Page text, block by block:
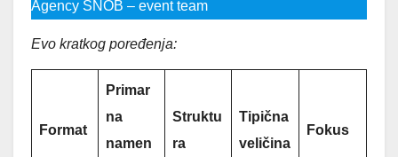
Agency SNOB – event team
Evo kratkog poređenja:
Format
Primar
na
namen
Struktu
ra
Tipična
veličina
Fokus